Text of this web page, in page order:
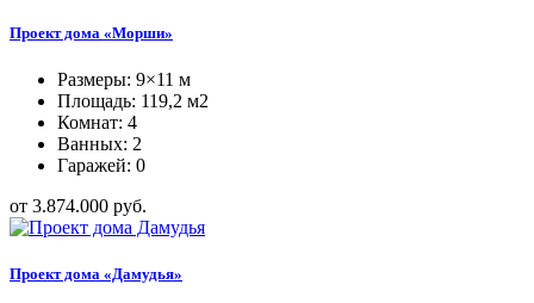
Проект дома «Морши»
Размеры: 9×11 м
Площадь: 119,2 м2
Комнат: 4
Ванных: 2
Гаражей: 0
от 3.874.000 руб.
Проект дома «Дамудья»